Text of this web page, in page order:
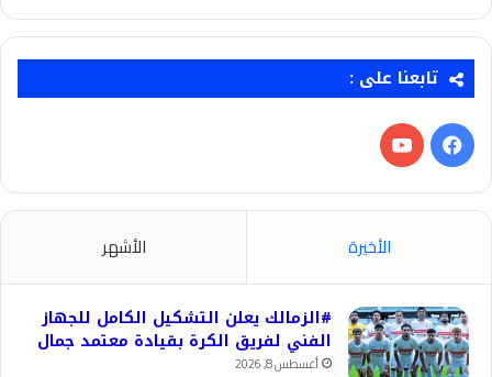
تابعنا على :
فيسبوك‫YouTube
الأخيرة الأشهر
#الزمالك يعلن التشكيل الكامل للجهاز
الفني لفريق الكرة بقيادة معتمد جمال
أغسطس 8, 2026